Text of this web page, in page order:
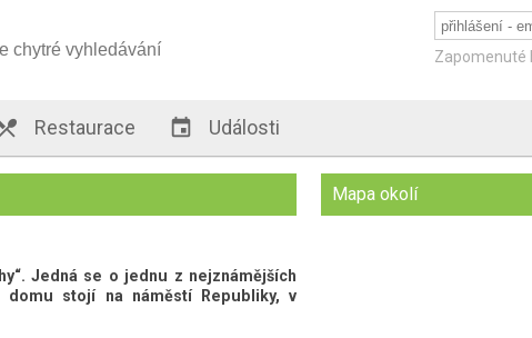
Zapomenuté
Restaurace  Události
Jedná se o jednu z nejznámějších
domu stojí na náměstí Republiky, v
Mapa okolí